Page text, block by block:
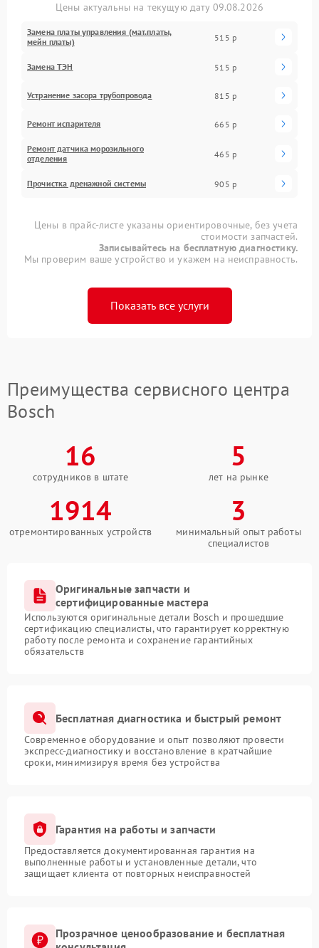
Цены актуальны на текущую дату 09.08.2026
Замена платы управления (мат.платы,
мейн платы)
515 р
Замена ТЭН 515 р
Устранение засора трубопровода 815 р
Ремонт испарителя 665 р
Ремонт датчика морозильного
отделения
465 р
Прочистка дренажной системы 905 р
Цены в прайс-листе указаны ориентировочные, без учета
стоимости запчастей.
Записывайтесь на бесплатную диагностику.
Мы проверим ваше устройство и укажем на неисправность.
Показать все услуги
Преимущества сервисного центра
Bosch
16
сотрудников в штате
5
лет на рынке
1914
отремонтированных устройств
3
минимальный опыт работы
специалистов
Оригинальные запчасти и
сертифицированные мастера
Используются оригинальные детали Bosch и прошедшие
сертификацию специалисты, что гарантирует корректную
работу после ремонта и сохранение гарантийных
обязательств
Бесплатная диагностика и быстрый ремонт
Современное оборудование и опыт позволяют провести
экспресс-диагностику и восстановление в кратчайшие
сроки, минимизируя время без устройства
Гарантия на работы и запчасти
Предоставляется документированная гарантия на
выполненные работы и установленные детали, что
защищает клиента от повторных неисправностей
Прозрачное ценообразование и бесплатная